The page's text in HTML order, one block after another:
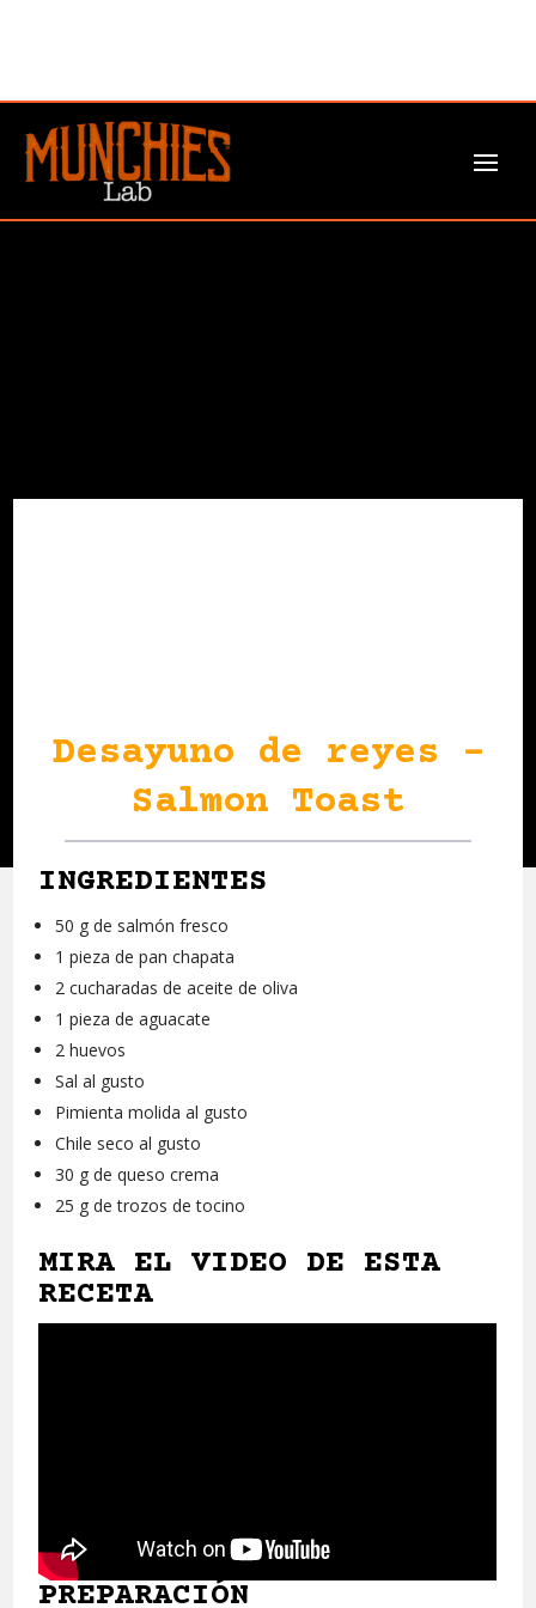
Desayuno de reyes –
Salmon Toast
INGREDIENTES
50 g de salmón fresco
1 pieza de pan chapata
2 cucharadas de aceite de oliva
1 pieza de aguacate
2 huevos
Sal al gusto
Pimienta molida al gusto
Chile seco al gusto
30 g de queso crema
25 g de trozos de tocino
MIRA EL VIDEO DE ESTA
RECETA
PREPARACIÓN